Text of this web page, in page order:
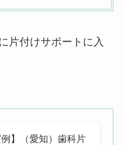
片付けサポートに入
例】（愛知）歯科片